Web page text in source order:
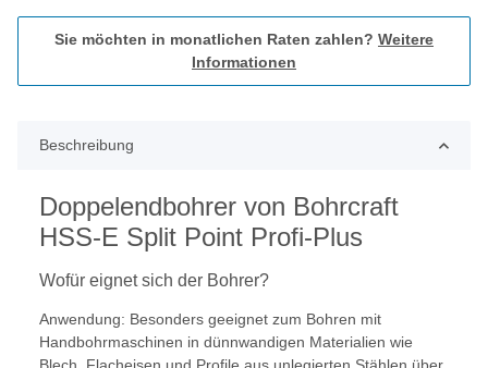
Sie möchten in monatlichen Raten zahlen? Weitere
Informationen
Beschreibung
Doppelendbohrer von Bohrcraft
HSS-E Split Point Profi-Plus
Wofür eignet sich der Bohrer?
Anwendung: Besonders geeignet zum Bohren mit
Handbohrmaschinen in dünnwandigen Materialien wie